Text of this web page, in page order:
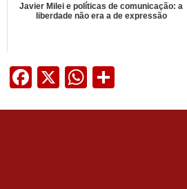
Javier Milei e políticas de comunicação: a
liberdade não era a de expressão
Facebook
X WhatsApp